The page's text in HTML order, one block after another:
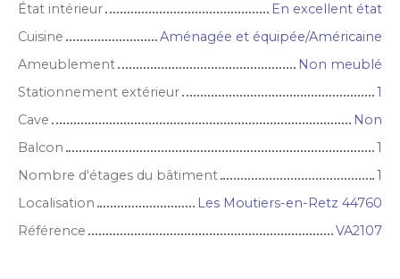
État intérieur
En excellent état
Cuisine
Aménagée et équipée/Américaine
Ameublement
Non meublé
Stationnement extérieur
1
Cave
Non
Balcon
1
Nombre d'étages du bâtiment
1
Localisation
Les Moutiers-en-Retz 44760
Référence
VA2107